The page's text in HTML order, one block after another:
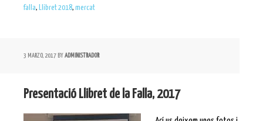
falla, Llibret 2018, mercat
3 MARZO, 2017 BY ADMINISTRADOR
Presentació Llibret de la Falla, 2017